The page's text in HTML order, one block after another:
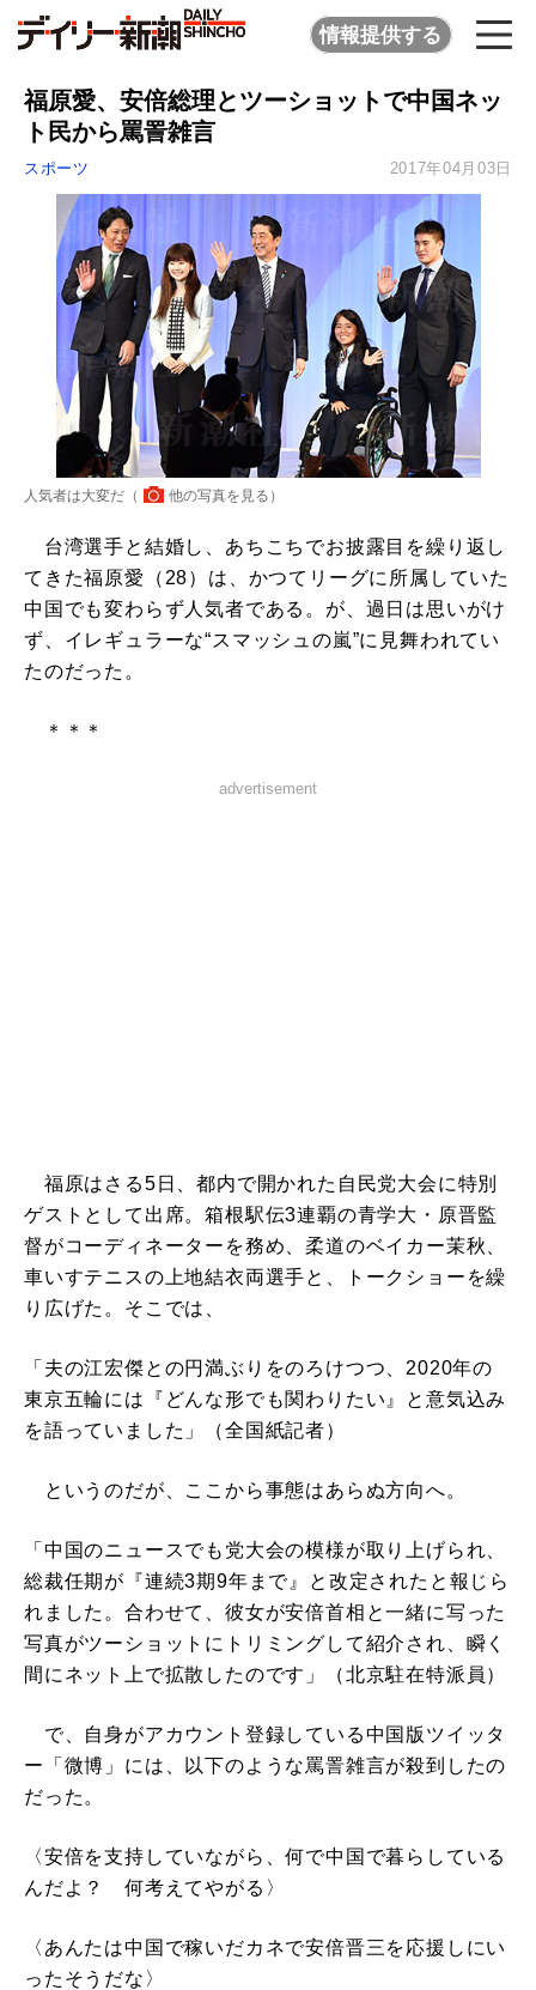
情報提供する
福原愛、安倍総理とツーショットで中国ネッ
ト民から罵詈雑言
スポーツ 2017年04月03日
人気者は大変だ（ 他の写真を見る ）
台湾選手と結婚し、あちこちでお披露目を繰り返し
てきた福原愛（28）は、かつてリーグに所属していた
中国でも変わらず人気者である。が、過日は思いがけ
ず、イレギュラーな“スマッシュの嵐”に見舞われてい
たのだった。
＊＊＊
advertisement
福原はさる5日、都内で開かれた自民党大会に特別
ゲストとして出席。箱根駅伝3連覇の青学大・原晋監
督がコーディネーターを務め、柔道のベイカー茉秋、
車いすテニスの上地結衣両選手と、トークショーを繰
り広げた。そこでは、
「夫の江宏傑との円満ぶりをのろけつつ、2020年の
東京五輪には『どんな形でも関わりたい』と意気込み
を語っていました」（全国紙記者）
というのだが、ここから事態はあらぬ方向へ。
「中国のニュースでも党大会の模様が取り上げられ、
総裁任期が『連続3期9年まで』と改定されたと報じら
れました。合わせて、彼女が安倍首相と一緒に写った
写真がツーショットにトリミングして紹介され、瞬く
間にネット上で拡散したのです」（北京駐在特派員）
で、自身がアカウント登録している中国版ツイッタ
ー「微博」には、以下のような罵詈雑言が殺到したの
だった。
〈安倍を支持していながら、何で中国で暮らしている
んだよ？ 何考えてやがる〉
〈あんたは中国で稼いだカネで安倍晋三を応援しにい
ったそうだな〉